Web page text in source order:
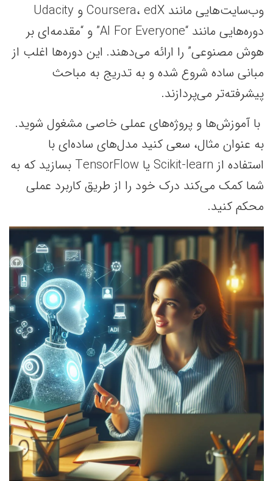
وب‌سایت‌هایی مانند Coursera، edX و Udacity
دوره‌هایی مانند “AI For Everyone” و “مقدمه‌ای بر
هوش مصنوعی” را ارائه می‌دهند. این دوره‌ها اغلب از
مبانی ساده شروع شده و به تدریج به مباحث
پیشرفته‌تر می‌پردازند.
با آموزش‌ها و پروژه‌های عملی خاصی مشغول شوید.
به عنوان مثال، سعی کنید مدل‌های ساده‌ای با
استفاده از Scikit-learn یا TensorFlow بسازید که به
شما کمک می‌کند درک خود را از طریق کاربرد عملی
محکم کنید.